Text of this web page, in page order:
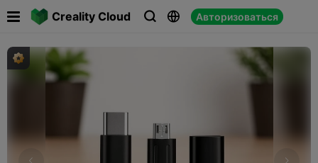
Creality Cloud   Авторизоваться
 